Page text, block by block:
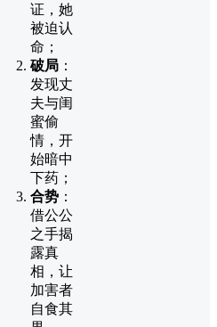
证，她
被迫认
命；
破局 ：
发现丈
夫与闺
蜜偷
情，开
始暗中
下药；
合势 ：
借公公
之手揭
露真
相，让
加害者
自食其